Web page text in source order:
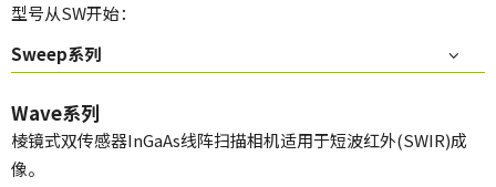
型号从SW开始：
Sweep系列
Wave系列
棱镜式双传感器InGaAs线阵扫描相机适用于短波红外(SWIR)成
像。